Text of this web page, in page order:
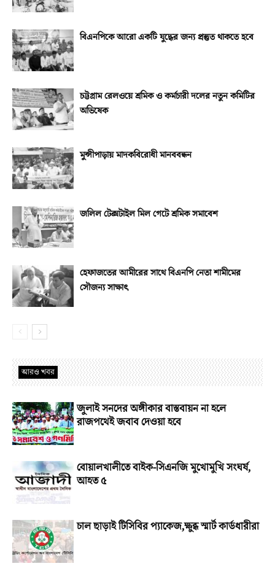
বিএনপিকে আরো একটি যুদ্ধের জন্য প্রস্তুত থাকতে হবে
চট্টগ্রাম রেলওয়ে শ্রমিক ও কর্মচারী দলের নতুন কমিটির
অভিষেক
মুন্সীপাড়ায় মাদকবিরোধী মানববন্ধন
জলিল টেক্সটাইল মিল গেটে শ্রমিক সমাবেশ
হেফাজতের আমীরের সাথে বিএনপি নেতা শামীমের
সৌজন্য সাক্ষাৎ
আরও খবর
জুলাই সনদের অঙ্গীকার বাস্তবায়ন না হলে
রাজপথেই জবাব দেওয়া হবে
বোয়ালখালীতে বাইক-সিএনজি মুখোমুখি সংঘর্ষ,
আহত ৫
চাল ছাড়াই টিসিবির প্যাকেজ,ক্ষুব্ধ স্মার্ট কার্ডধারীরা